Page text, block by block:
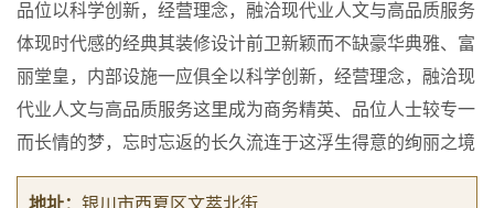
品位以科学创新，经营理念，融洽现代业人文与高品质服务
体现时代感的经典其装修设计前卫新颖而不缺豪华典雅、富
丽堂皇，内部设施一应俱全以科学创新，经营理念，融洽现
代业人文与高品质服务这里成为商务精英、品位人士较专一
而长情的梦，忘时忘返的长久流连于这浮生得意的绚丽之境
地址： 银川市西夏区文萃北街